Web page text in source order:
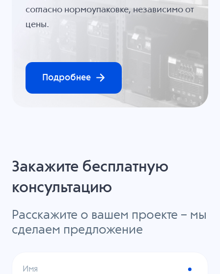
согласно нормоупаковке, независимо от
цены.
Подробнее
Закажите бесплатную
консультацию
Расскажите о вашем проекте – мы
сделаем предложение
Имя